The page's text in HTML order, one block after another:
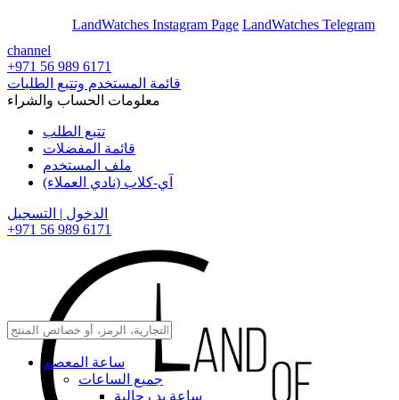
LandWatches Instagram Page LandWatches Telegram
channel
+971 56 989 6171
قائمة المستخدم وتتبع الطلبات
معلومات الحساب والشراء
تتبع الطلب
قائمة المفضلات
ملف المستخدم
آي-كلاب (نادي العملاء)
الدخول | التسجيل
+971 56 989 6171
ساعة المعصم
جميع الساعات
ساعة يد رجالية